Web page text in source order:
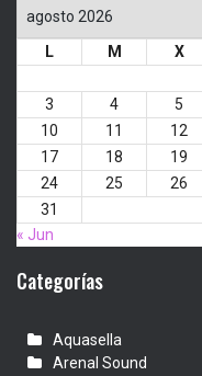
agosto 2026
L
M X
3
4 5
10
11 12
17
18 19
24
25 26
31
« Jun
Categorías
Aquasella
Arenal Sound